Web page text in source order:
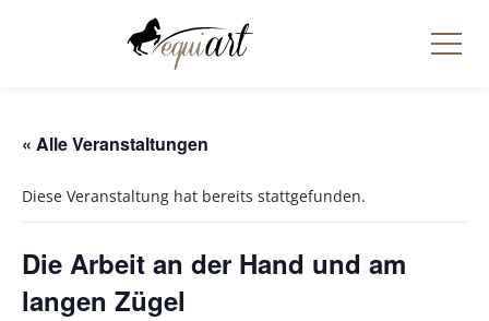
« Alle Veranstaltungen
Diese Veranstaltung hat bereits stattgefunden.
Die Arbeit an der Hand und am
langen Zügel